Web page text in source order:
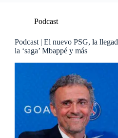
Podcast
Podcast | El nuevo PSG, la
la ‘saga’ Mbappé y más